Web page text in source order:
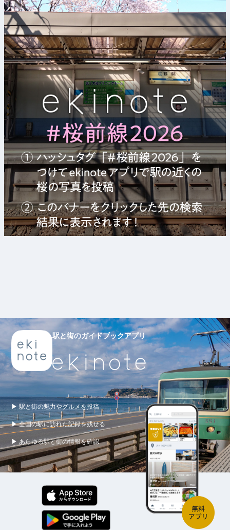
駅と街のガイドブックアプリ
▶ 駅と街の魅力やグルメを投稿
▶ 全国の駅に訪れた記録を残せる
▶ あらゆる駅と街の情報を確認